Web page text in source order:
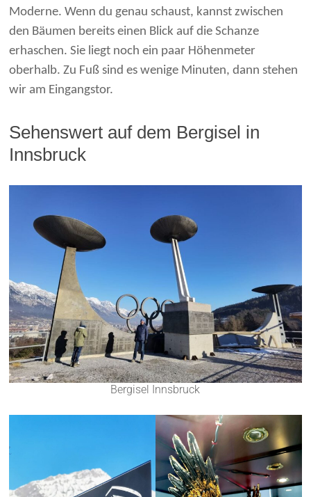
Moderne. Wenn du genau schaust, kannst zwischen
den Bäumen bereits einen Blick auf die Schanze
erhaschen. Sie liegt noch ein paar Höhenmeter
oberhalb. Zu Fuß sind es wenige Minuten, dann stehen
wir am Eingangstor.
Sehenswert auf dem Bergisel in
Innsbruck
Bergisel Innsbruck